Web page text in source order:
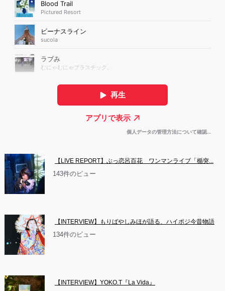
【LIVE REPORT】ぶっ恋呂百花　ワンマンライブ「楯突...
143件のビュー
【INTERVIEW】もりばやしみほが語る、ハイポジ今昔物語
134件のビュー
【INTERVIEW】YOKO.T『La Vida』